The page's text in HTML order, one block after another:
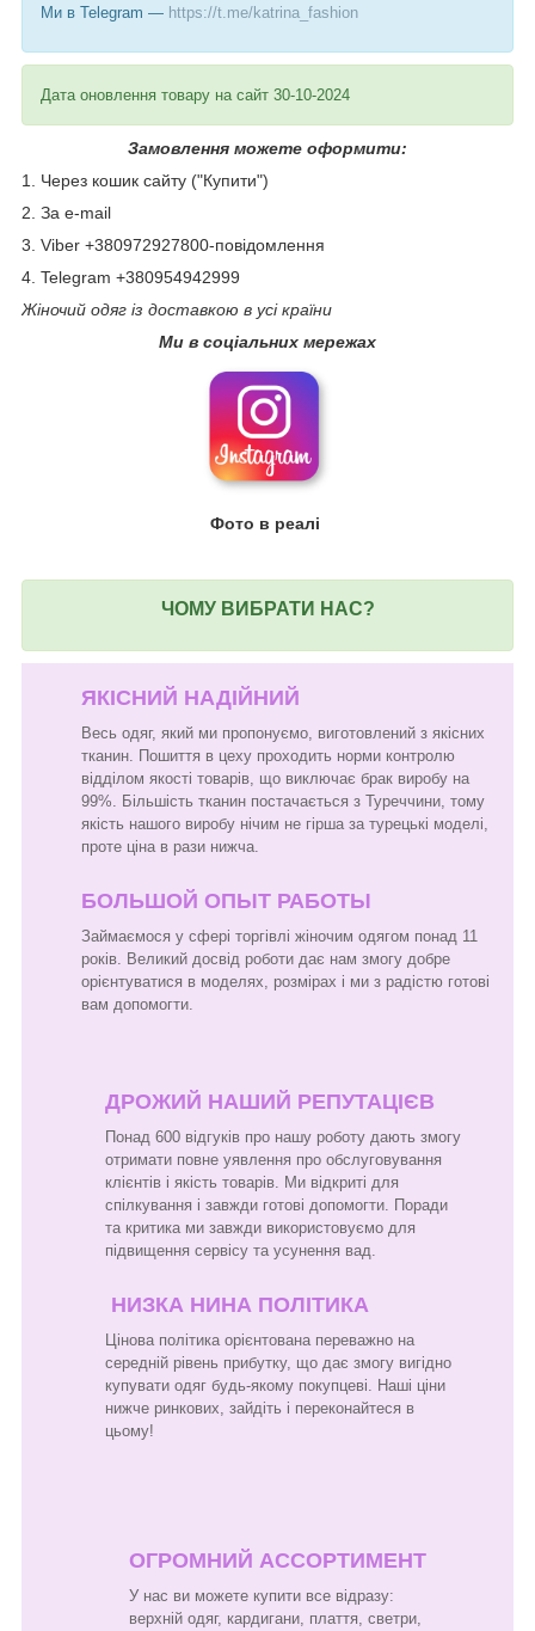
Ми в Telegram — https://t.me/katrina_fashion
Дата оновлення товару на сайт 30-10-2024
Замовлення можете оформити:
1. Через кошик сайту ("Купити")
2. За e-mail
3. Viber +380972927800-повідомлення
4. Telegram +380954942999
Жіночий одяг із доставкою в усі країни
Ми в соціальних мережах
Фото в реалі
ЧОМУ ВИБРАТИ НАС?
ЯКІСНИЙ НАДІЙНИЙ
Весь одяг, який ми пропонуємо, виготовлений з якісних
тканин. Пошиття в цеху проходить норми контролю
відділом якості товарів, що виключає брак виробу на
99%. Більшість тканин постачається з Туреччини, тому
якість нашого виробу нічим не гірша за турецькі моделі,
проте ціна в рази нижча.
БОЛЬШОЙ ОПЫТ РАБОТЫ
Займаємося у сфері торгівлі жіночим одягом понад 11
років. Великий досвід роботи дає нам змогу добре
орієнтуватися в моделях, розмірах і ми з радістю готові
вам допомогти.
ДРОЖИЙ НАШИЙ РЕПУТАЦІЄВ
Понад 600 відгуків про нашу роботу дають змогу
отримати повне уявлення про обслуговування
клієнтів і якість товарів. Ми відкриті для
спілкування і завжди готові допомогти. Поради
та критика ми завжди використовуємо для
підвищення сервісу та усунення вад.
НИЗКА НИНА ПОЛІТИКА
Цінова політика орієнтована переважно на
середній рівень прибутку, що дає змогу вигідно
купувати одяг будь-якому покупцеві. Наші ціни
нижче ринкових, зайдіть і переконайтеся в
цьому!
ОГРОМНИЙ АССОРТИМЕНТ
У нас ви можете купити все відразу:
верхній одяг, кардигани, плаття, светри,